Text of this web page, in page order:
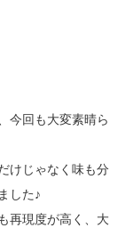
今回も大変素晴ら
けじゃなく味も分
した♪
再現度が高く、大